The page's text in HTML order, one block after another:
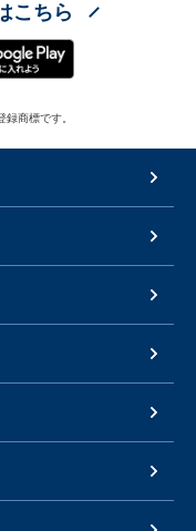
こちら
商標です。